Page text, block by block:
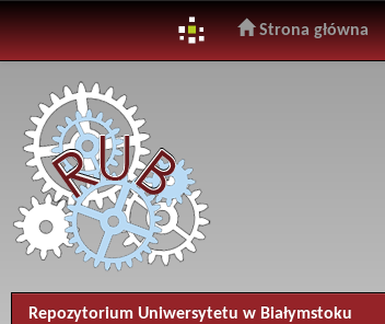
navigation
Strona główna
Repozytorium Uniwersytetu w Białymstoku